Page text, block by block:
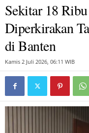
Sekitar 18
Diperkirakan
di Banten
Kamis 2 Juli 2026, 06:11 WIB